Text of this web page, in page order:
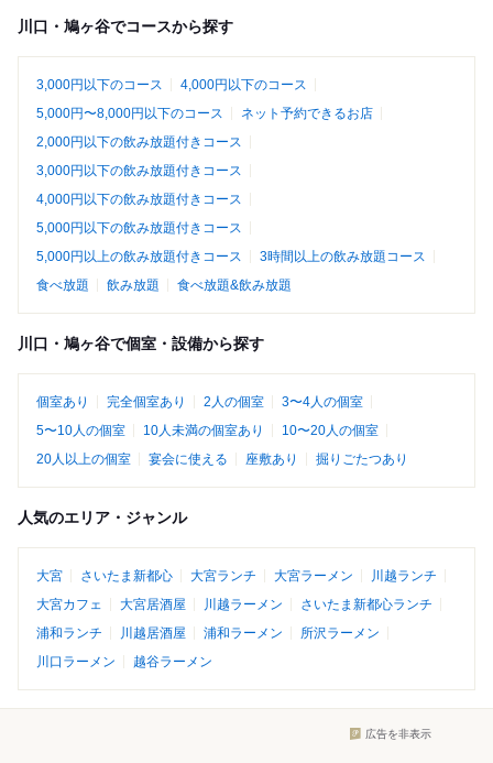
川口・鳩ヶ谷でコースから探す
3,000円以下のコース
4,000円以下のコース
5,000円〜8,000円以下のコース
ネット予約できるお店
2,000円以下の飲み放題付きコース
3,000円以下の飲み放題付きコース
4,000円以下の飲み放題付きコース
5,000円以下の飲み放題付きコース
5,000円以上の飲み放題付きコース
3時間以上の飲み放題コース
食べ放題
飲み放題 食べ放題&飲み放題
川口・鳩ヶ谷で個室・設備から探す
個室あり 完全個室あり 2人の個室
3〜4人の個室
5〜10人の個室
10人未満の個室あり
10〜20人の個室
20人以上の個室
宴会に使える 座敷あり 掘りごたつあり
人気のエリア・ジャンル
大宮 さいたま新都心 大宮ランチ 大宮ラーメン
川越ランチ
大宮カフェ
大宮居酒屋 川越ラーメン
さいたま新都心ランチ
浦和ランチ
川越居酒屋 浦和ラーメン
所沢ラーメン
川口ラーメン
越谷ラーメン
広告を非表示